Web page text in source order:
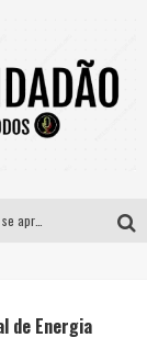
Paraná e Willian & Wesley se apresentam no Carretão Trevo Contagem nesta sexta-feira
de Energia